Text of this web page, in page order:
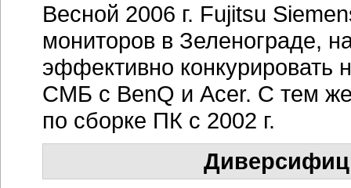
Весной 2006 г. Fujitsu
мониторов в Зеленограде,
эффективно конкурировать
СМБ с BenQ и Acer. С тем же
по сборке ПК с 2002 г.